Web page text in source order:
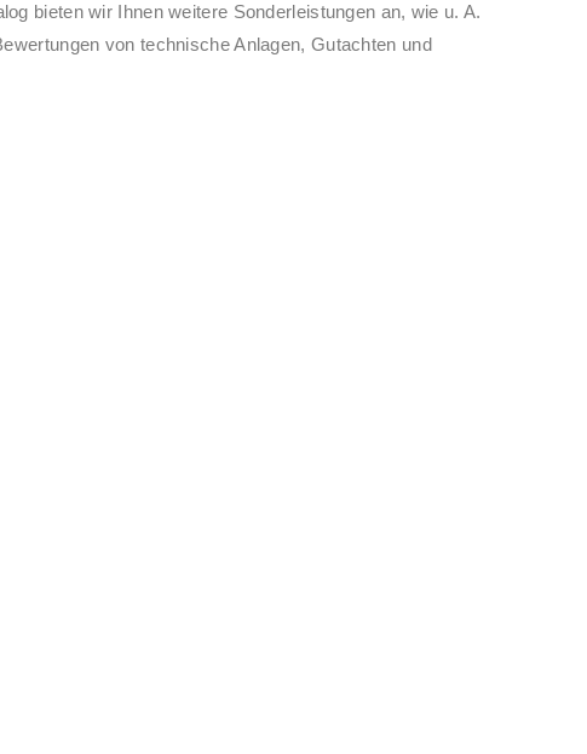
bieten wir Ihnen weitere Sonderleistungen an, wie u. A.
von technische Anlagen, Gutachten und